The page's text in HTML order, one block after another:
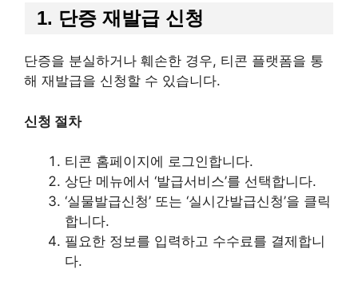
1. 단증 재발급 신청
단증을 분실하거나 훼손한 경우, 티콘 플랫폼을 통
해 재발급을 신청할 수 있습니다.
신청 절차
티콘 홈페이지에 로그인합니다.
상단 메뉴에서 ‘발급서비스’를 선택합니다.
‘실물발급신청’ 또는 ‘실시간발급신청’을 클릭
합니다.
필요한 정보를 입력하고 수수료를 결제합니
다.